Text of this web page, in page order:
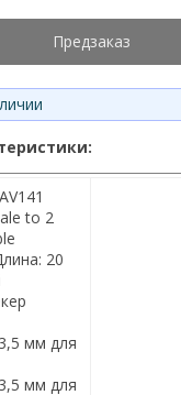
Предзаказ
to 2
20
мм для
мм для